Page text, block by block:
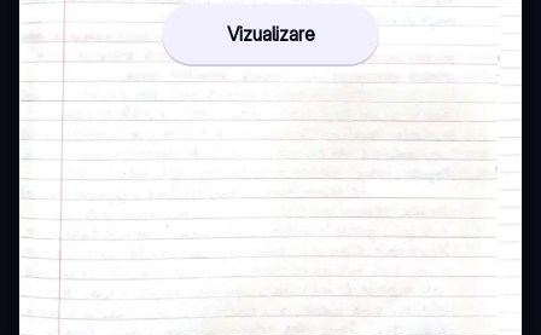
Vizualizare